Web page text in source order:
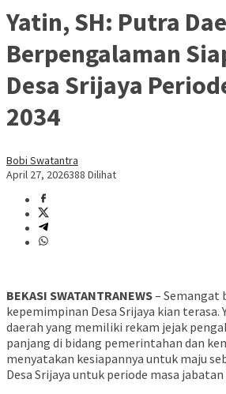
Yatin, SH: Putra
Berpengalaman
Desa Srijaya
2034
Bobi Swatantra
April 27, 2026388 Dilihat
BEKASI SWATANTRANEWS– Semangat
kepemimpinan Desa Srijaya kian terasa.
daerah yang memiliki rekam jejak
panjang di bidang pemerintahan dan
menyatakan kesiapannya untuk maju
Desa Srijaya untuk periode masa jabatan